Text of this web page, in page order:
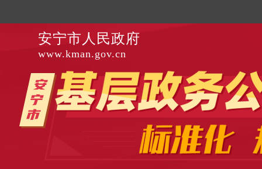
安宁市人民政府
www.kman.gov.cn